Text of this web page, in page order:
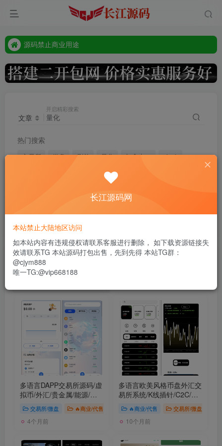
源码禁止商业用途
源码禁止商业用途
本站客服唯一tg:@vip668188
文章
开启精彩搜索
热门搜索
交易所 微盘 刷单 量化 加拿大28
tiktok
量化
文章 用户
多语言DAPP交易所源码/虚
拟币/外汇/贵金属/能源/量
化
交易所/微盘 🔥商业/代售
4个月前
多语言欧美风格币盘外汇交
易所系统/K线插针/C2C/外
汇/虚拟币/永续合约/股票/
期货/贵金属/合约/期权/跟
单/量化/新币申购/币币交
🔥商业/代售 交易所/微盘
10个月前
长江源码网
本站禁止大陆地区访问
如本站内容有违规侵权请联系客服进行删除， 如下载资源链接失
效请联系TG 本站源码打包出售，先到先得 本站TG群：
@cjym888
唯一TG:@vip668188